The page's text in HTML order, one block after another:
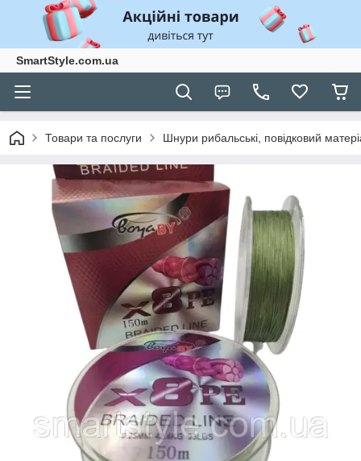
SmartStyle.com.ua
Товари та послуги Шнури рибальські, повідковий